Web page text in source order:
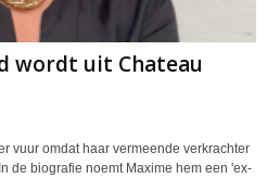
wordt uit Chateau
vuur omdat haar vermeende verkrachter
de biografie noemt Maxime hem een 'ex-